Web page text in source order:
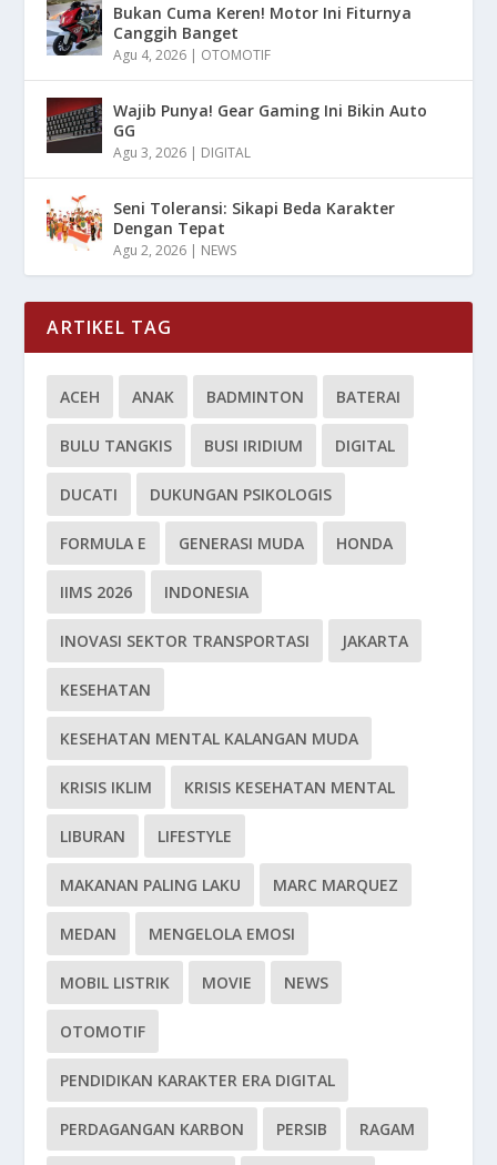
Bukan Cuma Keren! Motor Ini Fiturnya
Canggih Banget
Agu 4, 2026 | OTOMOTIF
Wajib Punya! Gear Gaming Ini Bikin Auto
GG
Agu 3, 2026 | DIGITAL
Seni Toleransi: Sikapi Beda Karakter
Dengan Tepat
Agu 2, 2026 | NEWS
ARTIKEL TAG
ACEH ANAK BADMINTON BATERAI
BULU TANGKIS BUSI IRIDIUM DIGITAL
DUCATI DUKUNGAN PSIKOLOGIS
FORMULA E GENERASI MUDA HONDA
IIMS 2026 INDONESIA
INOVASI SEKTOR TRANSPORTASI JAKARTA
KESEHATAN
KESEHATAN MENTAL KALANGAN MUDA
KRISIS IKLIM KRISIS KESEHATAN MENTAL
LIBURAN LIFESTYLE
MAKANAN PALING LAKU MARC MARQUEZ
MEDAN MENGELOLA EMOSI
MOBIL LISTRIK MOVIE NEWS
OTOMOTIF
PENDIDIKAN KARAKTER ERA DIGITAL
PERDAGANGAN KARBON PERSIB RAGAM